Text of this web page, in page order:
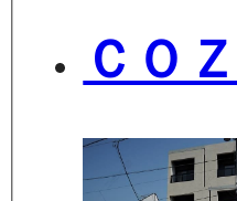
ＣＯ